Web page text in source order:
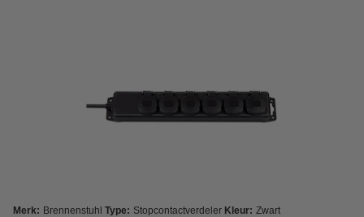
Merk: Brennenstuhl Type: Stopcontactverdeler Kleur: Zwart